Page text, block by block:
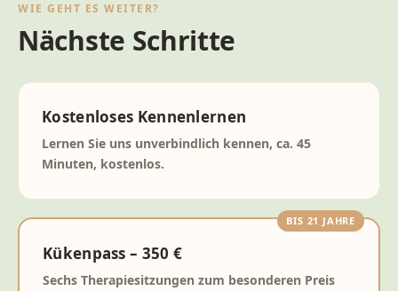
WIE GEHT ES WEITER?
Nächste Schritte
Kostenloses Kennenlernen
Lernen Sie uns unverbindlich kennen, ca. 45
Minuten, kostenlos.
BIS 21 JAHRE
Kükenpass – 350 €
Sechs Therapiesitzungen zum besonderen Preis